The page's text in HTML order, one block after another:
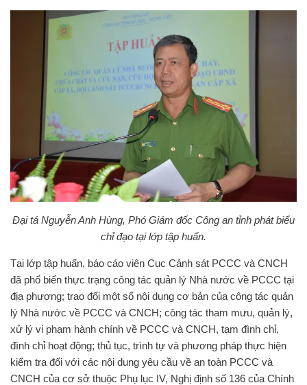
Đại tá Nguyễn Anh Hùng, Phó Giám đốc Công an tỉnh phát biểu
chỉ đạo tại lớp tập huấn.
Tại lớp tập huấn, báo cáo viên Cục Cảnh sát PCCC và CNCH
đã phổ biến thực trạng công tác quản lý Nhà nước về PCCC tại
địa phương; trao đổi một số nội dung cơ bản của công tác quản
lý Nhà nước về PCCC và CNCH; công tác tham mưu, quản lý,
xử lý vi phạm hành chính về PCCC và CNCH, tạm đình chỉ,
đình chỉ hoạt động; thủ tục, trình tự và phương pháp thực hiện
kiểm tra đối với các nội dung yêu cầu về an toàn PCCC và
CNCH của cơ sở thuộc Phụ lục IV, Nghị định số 136 của Chính